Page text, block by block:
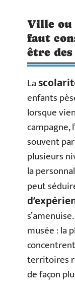
Ville ou
faut
être
La
enfants
lorsque
campagne,
souvent
plusieurs
la
peut
musée : la
territoires
de façon